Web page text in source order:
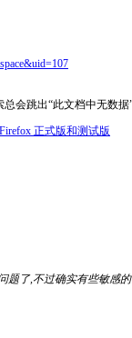
总会跳出“此文档中无数
Firefox 正式版和测试版
题了,不过确实有些敏感